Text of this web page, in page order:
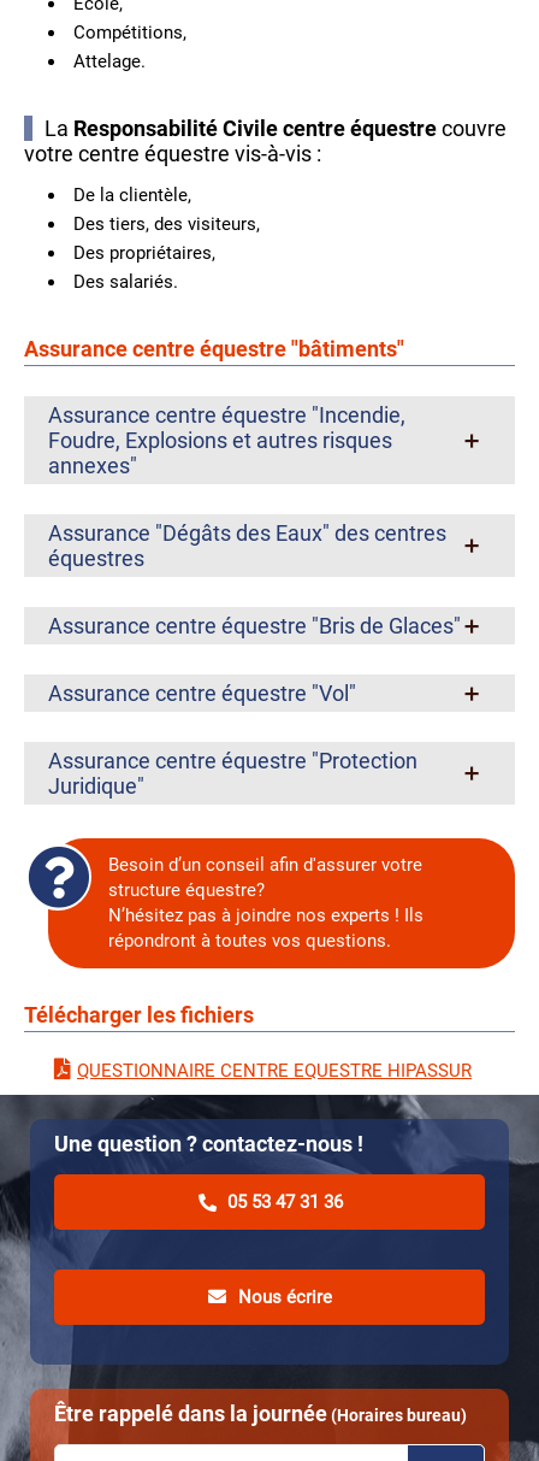
Compétitions,
Attelage.
La Responsabilité Civile centre équestrecouvre
votre centre équestre vis-à-vis :
De la clientèle,​
Des tiers, des visiteurs,
Des propriétaires,
Des salariés.
Assurance centre équestre "bâtiments"
Assurance centre équestre "Incendie,
Foudre, Explosions et autres risques
annexes"
Assurance "Dégâts des Eaux" des centres
équestres
Assurance centre équestre "Bris de Glaces"
Assurance centre équestre "Vol"
Assurance centre équestre "Protection
Juridique"
Besoin d’un conseil afin d'assurer votre
structure équestre?
N’hésitez pas à joindre nos experts ! Ils
répondront à toutes vos questions.
Télécharger les fichiers
QUESTIONNAIRE CENTRE EQUESTRE HIPASSUR
Une question ? contactez-nous !
05 53 47 31 36
Nous écrire
Être rappelé dans la journée(Horaires bureau)